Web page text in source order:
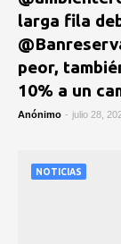
larga fila
peor,
10% a un
Anónimo - julio 28,
NOTICIAS